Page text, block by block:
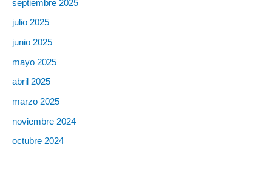
septiembre 2025
julio 2025
junio 2025
mayo 2025
abril 2025
marzo 2025
noviembre 2024
octubre 2024